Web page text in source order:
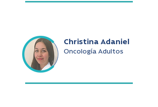
Christina Adaniel
Oncología Adultos